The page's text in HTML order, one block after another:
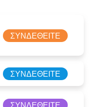
ΣΥΝΔΕΘΕΊΤΕ
ΣΥΝΔΕΘΕΊΤΕ